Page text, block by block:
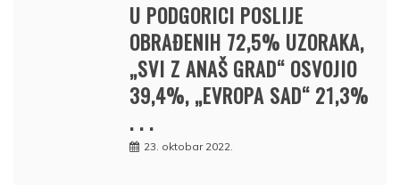
U PODGORICI POSLIJE
OBRAĐENIH 72,5% UZORAKA,
„SVI Z ANAŠ GRAD“ OSVOJIO
39,4%, „EVROPA SAD“ 21,3%
. . .
23. oktobar 2022.